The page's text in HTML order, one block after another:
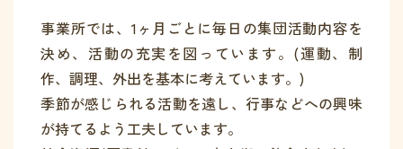
事業所では、1ヶ月ごとに毎日の集団活動内容を
決め、活動の充実を図っています。(運動、制
作、調理、外出を基本に考えています。)
季節が感じられる活動を遠し、行事などへの興味
が持てるよう工夫しています。